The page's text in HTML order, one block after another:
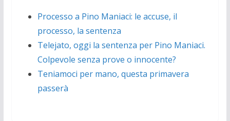
Processo a Pino Maniaci: le accuse, il
processo, la sentenza
Telejato, oggi la sentenza per Pino Maniaci.
Colpevole senza prove o innocente?
Teniamoci per mano, questa primavera
passerà